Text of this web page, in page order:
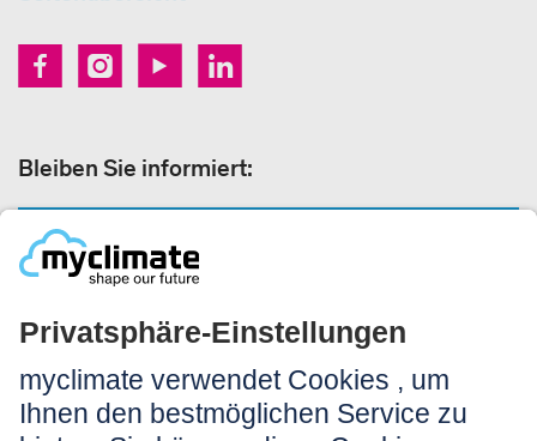
Bleiben Sie informiert:
Rechtliches:
Impressum